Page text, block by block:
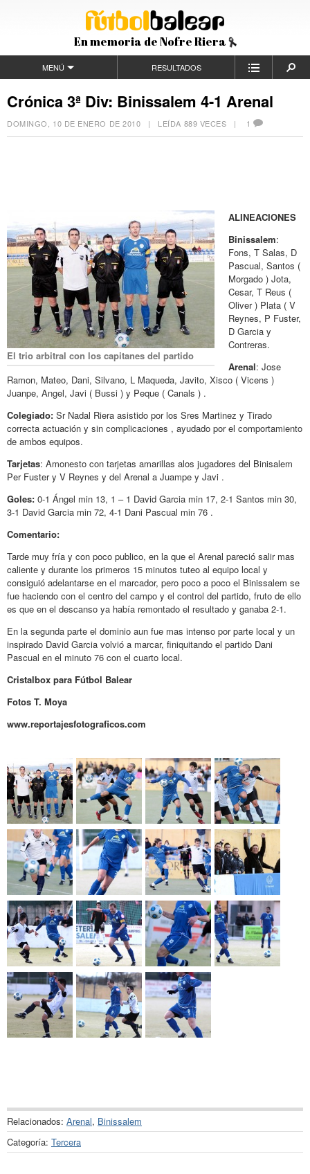
En memoria de Nofre Riera
MENÚ RESULTADOS
Crónica 3ª Div: Binissalem 4-1 Arenal
DOMINGO, 10 DE ENERO DE 2010 | LEÍDA 889 VECES | 1
El trio arbitral con los capitanes del partido
ALINEACIONES
Binissalem:
Fons, T Salas, D
Pascual, Santos (
Morgado ) Jota,
Cesar, T Reus (
Oliver ) Plata ( V
Reynes, P Fuster,
D Garcia y
Contreras.
Arenal: Jose
Ramon, Mateo, Dani, Silvano, L Maqueda, Javito, Xisco ( Vicens )
Juanpe, Angel, Javi ( Bussi ) y Peque ( Canals ) .
Colegiado: Sr Nadal Riera asistido por los Sres Martinez y Tirado
correcta actuación y sin complicaciones , ayudado por el comportamiento
de ambos equipos.
Tarjetas: Amonesto con tarjetas amarillas alos jugadores del Binisalem
Per Fuster y V Reynes y del Arenal a Juampe y Javi .
Goles: 0-1 Ángel min 13, 1 – 1 David Garcia min 17, 2-1 Santos min 30,
3-1 David Garcia min 72, 4-1 Dani Pascual min 76 .
Comentario:
Tarde muy fría y con poco publico, en la que el Arenal pareció salir mas
caliente y durante los primeros 15 minutos tuteo al equipo local y
consiguió adelantarse en el marcador, pero poco a poco el Binissalem se
fue haciendo con el centro del campo y el control del partido, fruto de ello
es que en el descanso ya había remontado el resultado y ganaba 2-1.
En la segunda parte el dominio aun fue mas intenso por parte local y un
inspirado David Garcia volvió a marcar, finiquitando el partido Dani
Pascual en el minuto 76 con el cuarto local.
Cristalbox para Fútbol Balear
Fotos T. Moya
www.reportajesfotograficos.com
Relacionados: Arenal, Binissalem
Categoría: Tercera